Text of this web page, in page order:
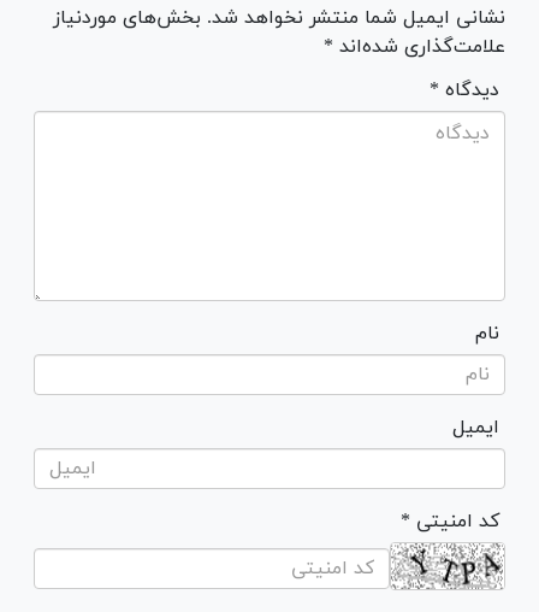
نشانی ایمیل شما منتشر نخواهد شد. بخش‌های موردنیاز
علامت‌گذاری شده‌اند *
* دیدگاه
نام
ایمیل
* کد امنیتی